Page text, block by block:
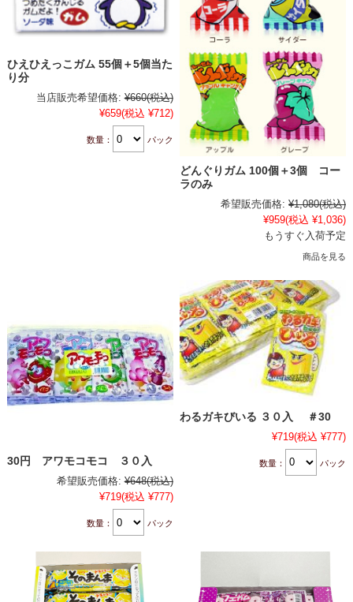
ひえひえっこガム 55個＋5個当た
り分
当店販売希望価格: ¥660(税込)
¥659(税込 ¥712)
数量： パック
どんぐりガム 100個＋3個 コー
ラのみ
希望販売価格: ¥1,080(税込)
¥959(税込 ¥1,036)
もうすぐ入荷予定
商品を見る
30円 アワモコモコ ３０入
希望販売価格: ¥648(税込)
¥719(税込 ¥777)
数量： パック
わるガキびいる ３０入 ＃30
¥719(税込 ¥777)
数量： パック